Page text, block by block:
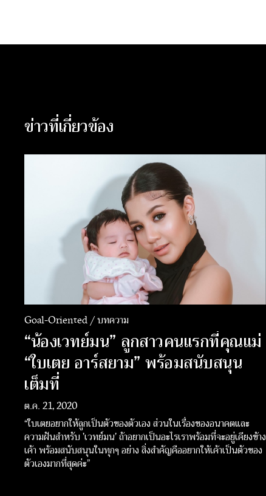
ข่าวที่เกี่ยวข้อง
Goal-Oriented / บทความ
“น้องเวทย์มน” ลูกสาวคนแรกที่คุณแม่
“ใบเตย อาร์สยาม” พร้อมสนับสนุน
เต็มที่
ต.ค. 21, 2020
“ใบเตยอยากให้ลูกเป็นตัวของตัวเอง ส่วนในเรื่องของอนาคตและ
ความฝันสำหรับ ’เวทย์มน’ ถ้าอยากเป็นอะไรเราพร้อมที่จะอยู่เคียงข้าง
เค้า พร้อมสนับสนุนในทุกๆ อย่าง สิ่งสำคัญคืออยากให้เค้าเป็นตัวของ
ตัวเองมากที่สุดค่ะ”